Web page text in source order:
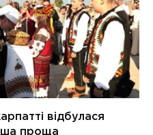
відбулася
проща